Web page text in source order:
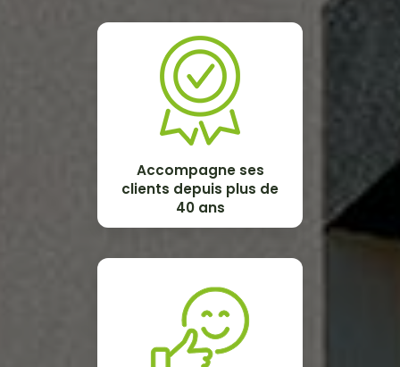
Accompagne ses
clients depuis plus de
40 ans